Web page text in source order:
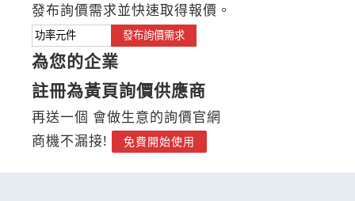
發布詢價需求並快速取得報價。
發布詢價需求
為您的企業
註冊為黃頁詢價供應商
再送一個 會做生意的詢價官網
商機不漏接!
免費開始使用